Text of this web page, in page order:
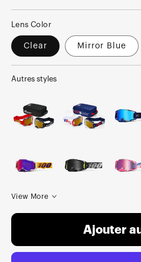
Lens Color
Clear Mirror Blue
Autres styles
View More
Ajouter